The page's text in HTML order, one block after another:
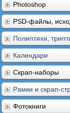
Photoshop
PSD-файлы,
Полиптихи,
Календари
Скрап-наборы
Рамки и скрап-
Фотокниги